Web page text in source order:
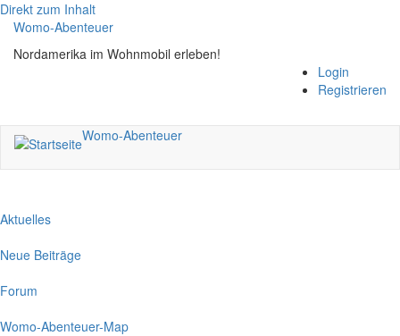
Direkt zum Inhalt
Womo-Abenteuer
Nordamerika im Wohnmobil erleben!
Login
Registrieren
Womo-Abenteuer
Aktuelles
Neue Beiträge
Forum
Womo-Abenteuer-Map